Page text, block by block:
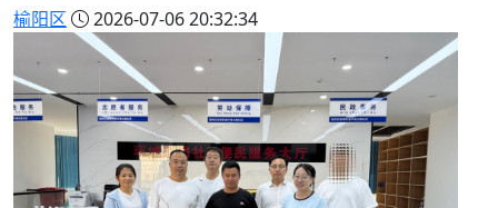
榆阳区 2026-07-06 20:32:34